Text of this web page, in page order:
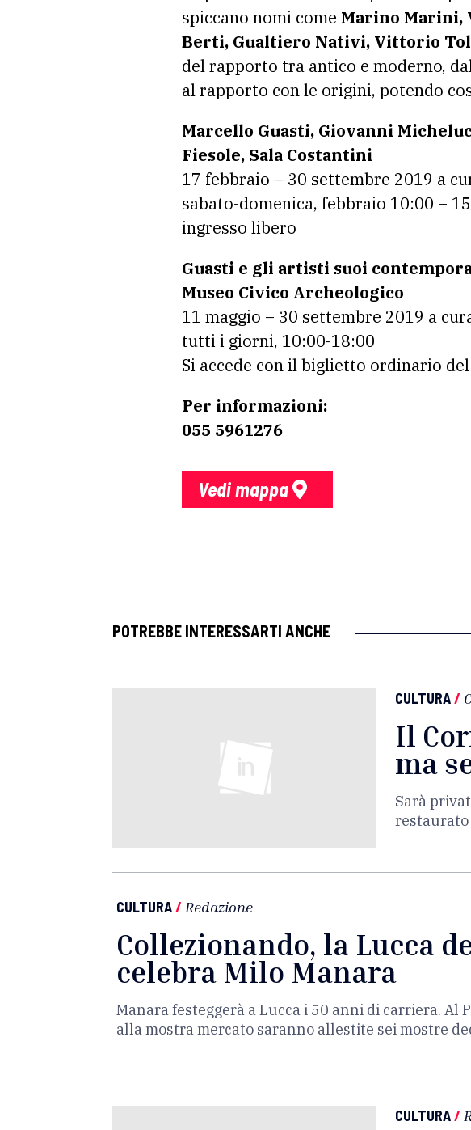
spiccano nomi come Marino Marini,
Berti, Gualtiero Nativi, Vittorio
del rapporto tra antico e moderno,
al rapporto con le origini, potendo
Marcello Guasti, Giovanni
Fiesole, Sala Costantini
17 febbraio – 30 settembre 2019 a
sabato-domenica, febbraio 10:00 –
ingresso libero
Guasti e gli artisti suoi
Museo Civico Archeologico
11 maggio – 30 settembre 2019 a
tutti i giorni, 10:00-18:00
Si accede con il biglietto ordinario
Per informazioni:
055 5961276
Vedi mappa
POTREBBE INTERESSARTI ANCHE
CULTURA/
Il
ma
Sarà
restaurato
CULTURA/ Redazione
Collezionando, la Lucca
celebra Milo Manara
Manara festeggerà a Lucca i 50 anni di carriera. Al
alla mostra mercato saranno allestite sei mostre
CULTURA/